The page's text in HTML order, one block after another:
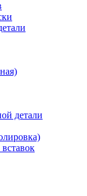
детали